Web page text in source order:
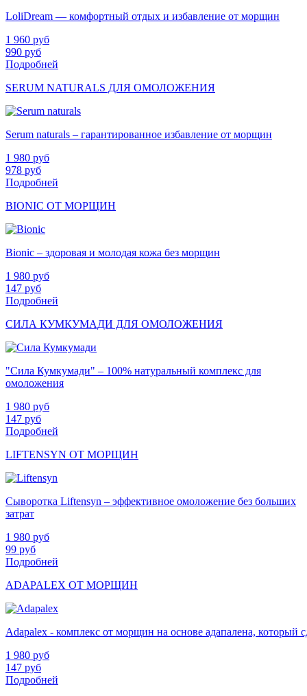
LoliDream — комфортный отдых и избавление от морщин
1 960 руб
990 руб
Подробней
SERUM NATURALS ДЛЯ ОМОЛОЖЕНИЯ
Serum naturals – гарантированное избавление от морщин
1 980 руб
978 руб
Подробней
BIONIC ОТ МОРЩИН
Bionic – здоровая и молодая кожа без морщин
1 980 руб
147 руб
Подробней
СИЛА КУМКУМАДИ ДЛЯ ОМОЛОЖЕНИЯ
"Сила Кумкумади" – 100% натуральный комплекс для
омоложения
1 980 руб
147 руб
Подробней
LIFTENSYN ОТ МОРЩИН
Сыворотка Liftensyn – эффективное омоложение без больших
затрат
1 980 руб
99 руб
Подробней
ADAPALEX ОТ МОРЩИН
Adapalex - комплекс от морщин на основе адапалена,
1 980 руб
147 руб
Подробней